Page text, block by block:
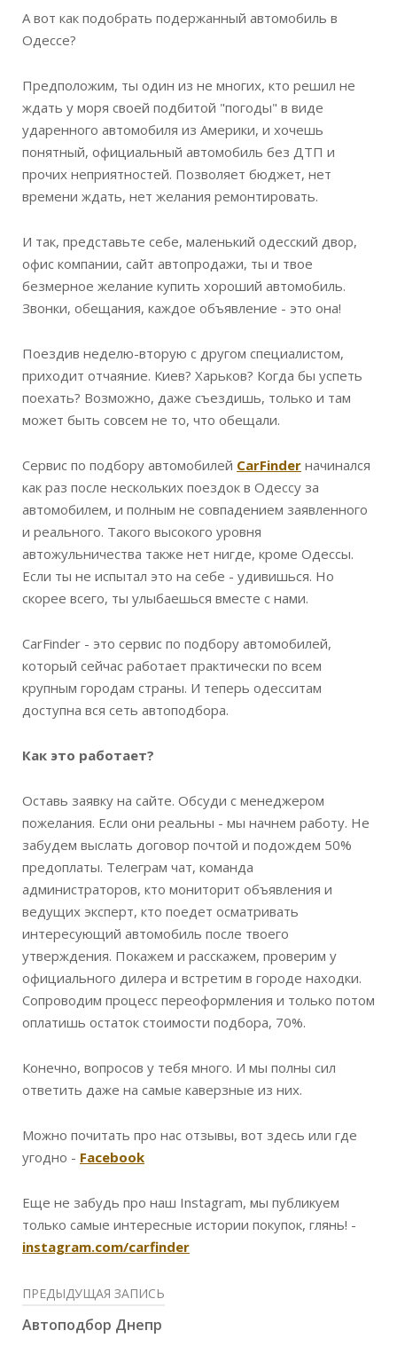
А вот как подобрать подержанный автомобиль в
Одессе?
Предположим, ты один из не многих, кто решил не
ждать у моря своей подбитой "погоды" в виде
ударенного автомобиля из Америки, и хочешь
понятный, официальный автомобиль без ДТП и
прочих неприятностей. Позволяет бюджет, нет
времени ждать, нет желания ремонтировать.
И так, представьте себе, маленький одесский двор,
офис компании, сайт автопродажи, ты и твое
безмерное желание купить хороший автомобиль.
Звонки, обещания, каждое объявление - это она!
Поездив неделю-вторую с другом специалистом,
приходит отчаяние. Киев? Харьков? Когда бы успеть
поехать? Возможно, даже съездишь, только и там
может быть совсем не то, что обещали.
Сервис по подбору автомобилей CarFinder начинался
как раз после нескольких поездок в Одессу за
автомобилем, и полным не совпадением заявленного
и реального. Такого высокого уровня
автожульничества также нет нигде, кроме Одессы.
Если ты не испытал это на себе - удивишься. Но
скорее всего, ты улыбаешься вместе с нами.
CarFinder - это сервис по подбору автомобилей,
который сейчас работает практически по всем
крупным городам страны. И теперь одесситам
доступна вся сеть автоподбора.
Как это работает?
Оставь заявку на сайте. Обсуди с менеджером
пожелания. Если они реальны - мы начнем работу. Не
забудем выслать договор почтой и подождем 50%
предоплаты. Телеграм чат, команда
администраторов, кто мониторит объявления и
ведущих эксперт, кто поедет осматривать
интересующий автомобиль после твоего
утверждения. Покажем и расскажем, проверим у
официального дилера и встретим в городе находки.
Сопроводим процесс переоформления и только потом
оплатишь остаток стоимости подбора, 70%.
Конечно, вопросов у тебя много. И мы полны сил
ответить даже на самые каверзные из них.
Можно почитать про нас отзывы, вот здесь или где
угодно - Facebook
Еще не забудь про наш Instagram, мы публикуем
только самые интересные истории покупок, глянь! -
instagram.com/carfinder
ПРЕДЫДУЩАЯ ЗАПИСЬ
Автоподбор Днепр